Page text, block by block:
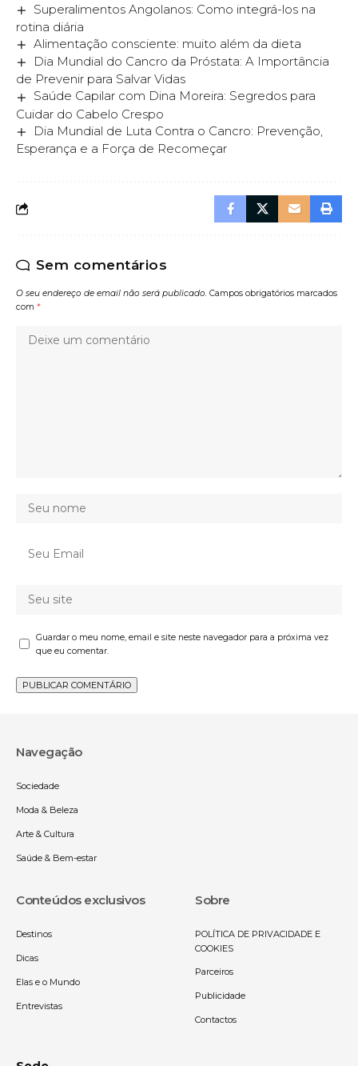
Superalimentos Angolanos: Como integrá-los na
rotina diária
Alimentação consciente: muito além da dieta
Dia Mundial do Cancro da Próstata: A Importância
de Prevenir para Salvar Vidas
Saúde Capilar com Dina Moreira: Segredos para
Cuidar do Cabelo Crespo
Dia Mundial de Luta Contra o Cancro: Prevenção,
Esperança e a Força de Recomeçar
Sem comentários
O seu endereço de email não será publicado. Campos obrigatórios marcados
com *
Guardar o meu nome, email e site neste navegador para a próxima vez
que eu comentar.
Navegação
Sociedade
Moda & Beleza
Arte & Cultura
Saúde & Bem-estar
Conteúdos exclusivos
Destinos
Dicas
Elas e o Mundo
Entrevistas
Sobre
POLÍTICA DE PRIVACIDADE E
COOKIES
Parceiros
Publicidade
Contactos